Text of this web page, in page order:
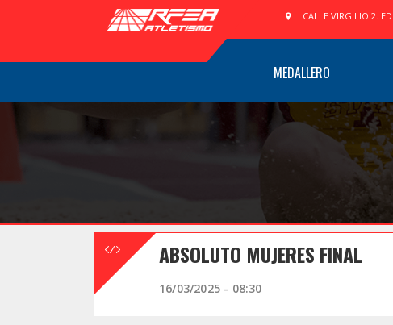
CALLE VIRGILIO 2.
MEDALLERO
ABSOLUTO MUJERES FINAL
16/03/2025 - 08:30